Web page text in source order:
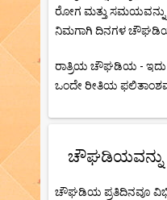
ರೋಗ ಮತ್ತು ಸಮಯವನ್ನು
ನಿಮಗಾಗಿ ದಿನಗಳ ಚೌಘಡಿಯ
ರಾತ್ರಿಯ ಚೌಘಡಿಯ - ಇದು
ಒಂದೇ ರೀತಿಯ
ಚೌಘಡಿಯವನ್ನು
ಚೌಘಡಿಯ ಪ್ರತಿದಿನವೂ